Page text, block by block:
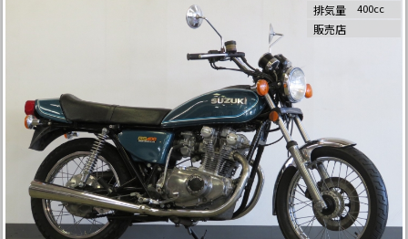
排気量 400cc
販売店